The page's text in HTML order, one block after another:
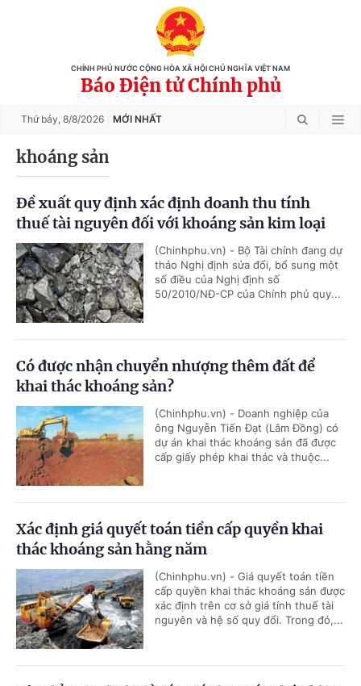
CHÍNH PHỦ NƯỚC CỘNG HÒA XÃ HỘI CHỦ NGHĨA VIỆT NAM
Báo Điện tử Chính phủ
Thứ bảy, 8/8/2026 MỚI NHẤT
khoáng sản
Đề xuất quy định xác định doanh thu tính
thuế tài nguyên đối với khoáng sản kim loại
(Chinhphu.vn) - Bộ Tài chính đang dự
thảo Nghị định sửa đổi, bổ sung một
số điều của Nghị định số
50/2010/NĐ-CP của Chính phủ quy...
Có được nhận chuyển nhượng thêm đất để
khai thác khoáng sản?
(Chinhphu.vn) - Doanh nghiệp của
ông Nguyễn Tiến Đạt (Lâm Đồng) có
dự án khai thác khoáng sản đã được
cấp giấy phép khai thác và thuộc...
Xác định giá quyết toán tiền cấp quyền khai
thác khoáng sản hằng năm
(Chinhphu.vn) - Giá quyết toán tiền
cấp quyền khai thác khoáng sản được
xác định trên cơ sở giá tính thuế tài
nguyên và hệ số quy đổi. Trong đó,...